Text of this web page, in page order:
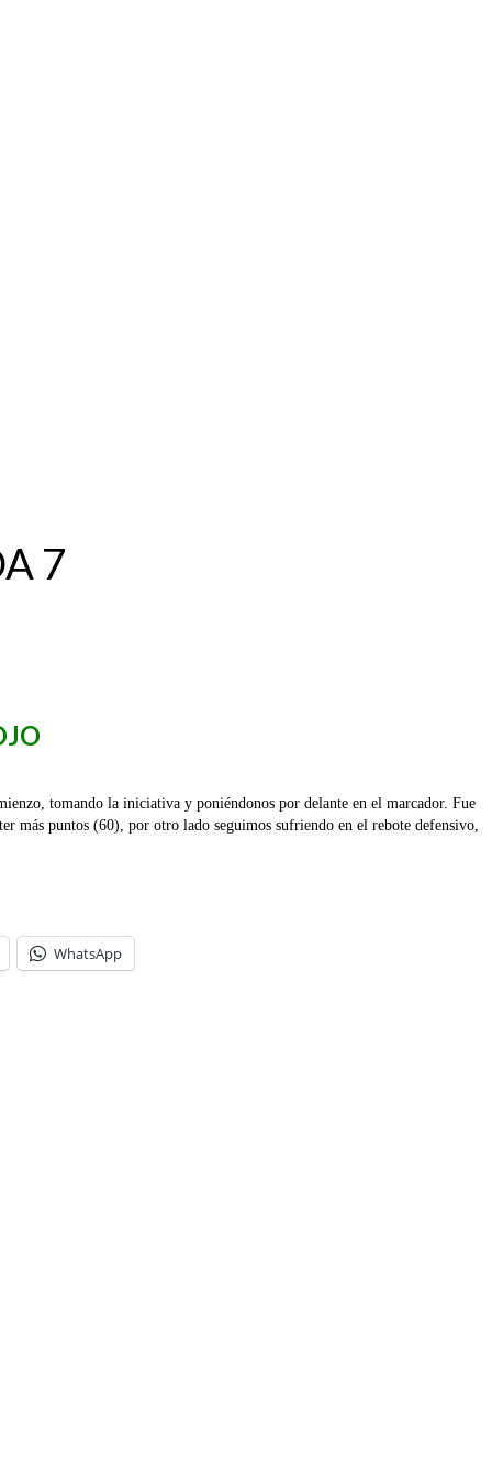
7
tomando la iniciativa y poniéndonos por delante en el marcador. Fue
más puntos (60), por otro lado seguimos sufriendo en el rebote defensivo,
WhatsApp